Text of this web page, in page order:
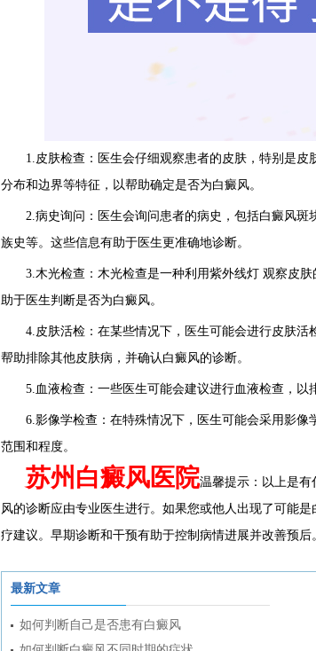
1.皮肤检查：医生会仔细观察患者的皮肤，特别是皮
分布和边界等特征，以帮助确定是否为白癜风。
2.病史询问：医生会询问患者的病史，包括白癜风斑
族史等。这些信息有助于医生更准确地诊断。
3.木光检查：木光检查是一种利用紫外线灯 观察皮肤
助于医生判断是否为白癜风。
4.皮肤活检：在某些情况下，医生可能会进行皮肤活
帮助排除其他皮肤病，并确认白癜风的诊断。
5.血液检查：一些医生可能会建议进行血液检查，以
6.影像学检查：在特殊情况下，医生可能会采用影像
范围和程度。
苏州白癜风医院温馨提示：以上是有
风的诊断应由专业医生进行。如果您或他人出现了可能
疗建议。早期诊断和干预有助于控制病情进展并改善预
最新文章
如何判断自己是否患有白癜风